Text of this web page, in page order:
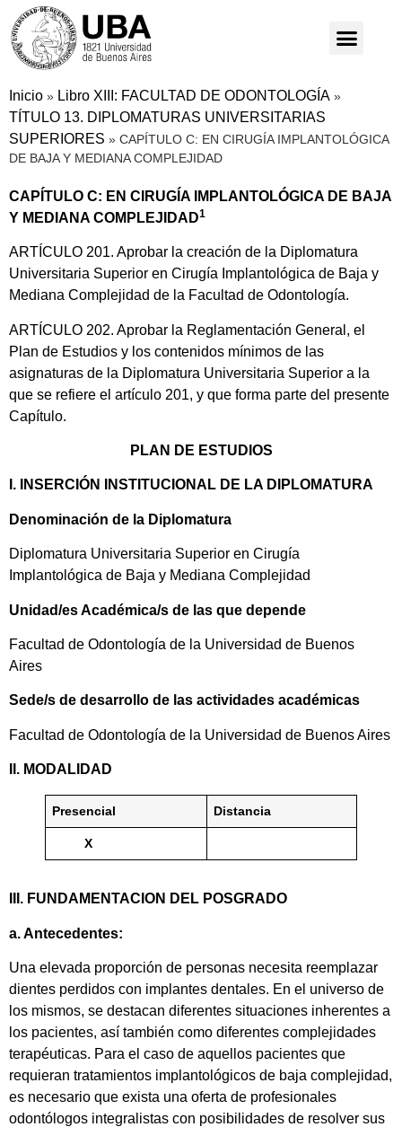
Inicio » Libro XIII: FACULTAD DE ODONTOLOGÍA »
TÍTULO 13. DIPLOMATURAS UNIVERSITARIAS
SUPERIORES » CAPÍTULO C: EN CIRUGÍA IMPLANTOLÓGICA
DE BAJA Y MEDIANA COMPLEJIDAD
CAPÍTULO C: EN CIRUGÍA IMPLANTOLÓGICA DE BAJA
Y MEDIANA COMPLEJIDAD1
ARTÍCULO 201. Aprobar la creación de la Diplomatura
Universitaria Superior en Cirugía Implantológica de Baja y
Mediana Complejidad de la Facultad de Odontología.
ARTÍCULO 202. Aprobar la Reglamentación General, el
Plan de Estudios y los contenidos mínimos de las
asignaturas de la Diplomatura Universitaria Superior a la
que se refiere el artículo 201, y que forma parte del presente
Capítulo.
PLAN DE ESTUDIOS
I. INSERCIÓN INSTITUCIONAL DE LA DIPLOMATURA
Denominación de la Diplomatura
Diplomatura Universitaria Superior en Cirugía
Implantológica de Baja y Mediana Complejidad
Unidad/es Académica/s de las que depende
Facultad de Odontología de la Universidad de Buenos
Aires
Sede/s de desarrollo de las actividades académicas
Facultad de Odontología de la Universidad de Buenos Aires
II. MODALIDAD
Presencial Distancia
X
III. FUNDAMENTACION DEL POSGRADO
a. Antecedentes:
Una elevada proporción de personas necesita reemplazar
dientes perdidos con implantes dentales. En el universo de
los mismos, se destacan diferentes situaciones inherentes a
los pacientes, así también como diferentes complejidades
terapéuticas. Para el caso de aquellos pacientes que
requieran tratamientos implantológicos de baja complejidad,
es necesario que exista una oferta de profesionales
odontólogos integralistas con posibilidades de resolver sus